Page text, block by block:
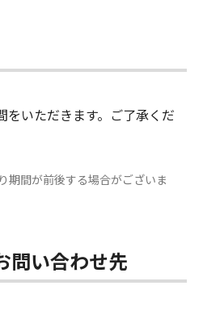
をいただきます。ご了承くだ
期間が前後する場合がございま
問い合わせ先